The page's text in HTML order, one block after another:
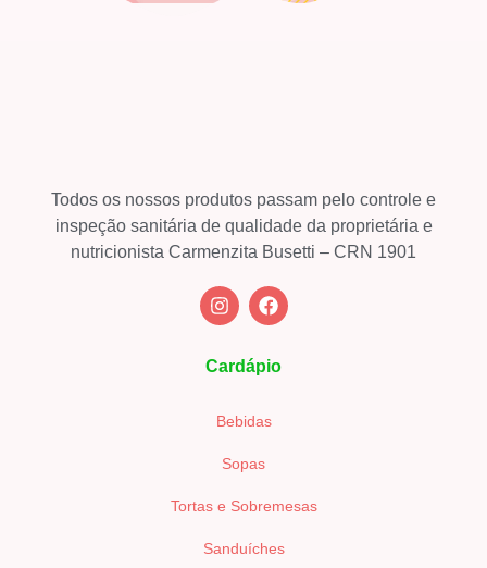
Todos os nossos produtos passam pelo controle e
inspeção sanitária de qualidade da proprietária e
nutricionista Carmenzita Busetti – CRN 1901
Cardápio
Bebidas
Sopas
Tortas e Sobremesas
Sanduíches